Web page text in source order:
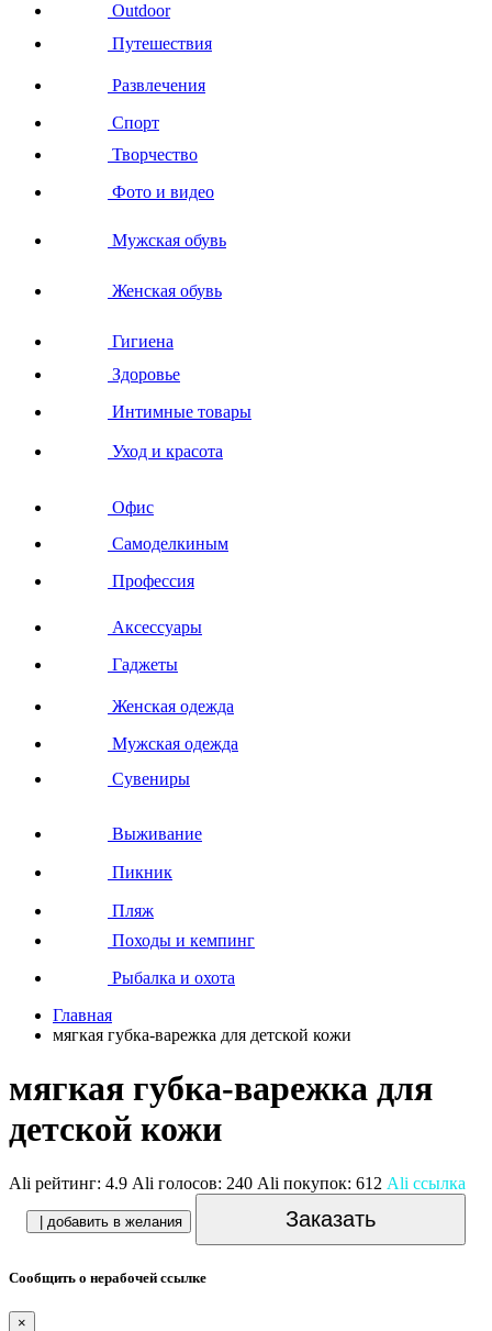
Outdoor
Путешествия
Развлечения
Спорт
Творчество
Фото и видео
Мужская обувь
Женская обувь
Гигиена
Здоровье
Интимные товары
Уход и красота
Офис
Самоделкиным
Профессия
Аксессуары
Гаджеты
Женская одежда
Мужская одежда
Сувениры
Выживание
Пикник
Пляж
Походы и кемпинг
Рыбалка и охота
Главная
мягкая губка-варежка для детской кожи
мягкая губка-варежка для
детской кожи
Ali рейтинг: 4.9 Ali голосов: 240 Ali покупок: 612 Ali ссылка
| добавить в желания Заказать
Сообщить о нерабочей ссылке
×